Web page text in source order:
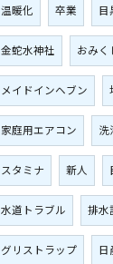
温暖化 卒業 目
金蛇水神社 おみく
メイドインヘブン
家庭用エアコン 洗
スタミナ 新人
水道トラブル 排水
グリストラップ 日